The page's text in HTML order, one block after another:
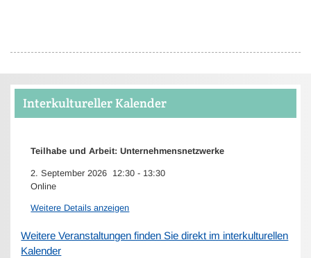
Interkultureller Kalender
Teilhabe und Arbeit: Unternehmensnetzwerke
2. September 2026 12:30 - 13:30
Online
Weitere Details anzeigen
Weitere Veranstaltungen finden Sie direkt im interkulturellen
Kalender